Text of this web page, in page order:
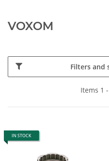
VOXOM
Filters and
Items 1
IN STOCK